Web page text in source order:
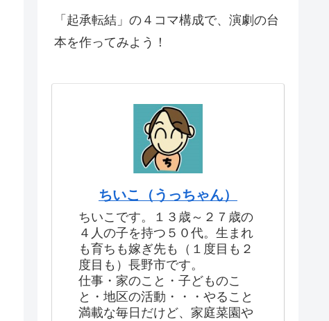
「起承転結」の４コマ構成で、演劇の台
本を作ってみよう！
ちいこ（うっちゃん）
ちいこです。１３歳～２７歳の
４人の子を持つ５０代。生まれ
も育ちも嫁ぎ先も（１度目も２
度目も）長野市です。
仕事・家のこと・子どものこ
と・地区の活動・・・やること
満載な毎日だけど、家庭菜園や